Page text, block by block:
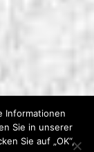
Informationen
Sie in unserer
Sie auf „OK“,